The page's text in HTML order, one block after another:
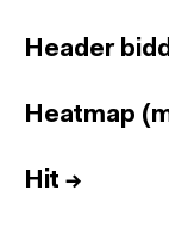
Header
Heatmap
Hit →